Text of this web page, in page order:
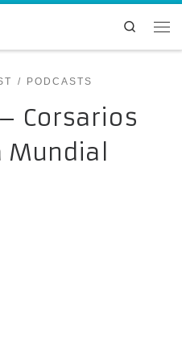
Search
PODCASTS
Corsarios
Mundial